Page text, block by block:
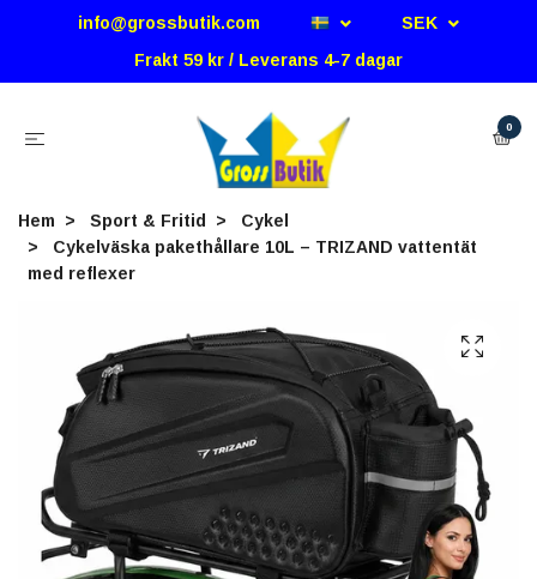
info@grossbutik.com
SEK
Frakt 59 kr / Leverans 4-7 dagar
0
Hem Sport & Fritid
Cykel
Cykelväska pakethållare 10L – TRIZAND vattentät
med reflexer